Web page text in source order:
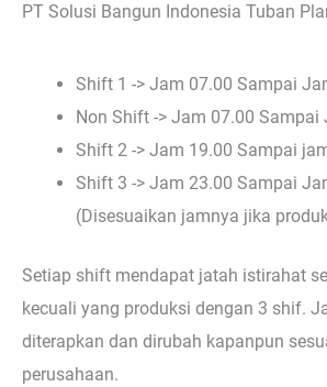
PT Solusi Bangun Indonesia Tuban
Shift 1 -> Jam 07.00 Sampai
Non Shift -> Jam 07.00 Sampai
Shift 2 -> Jam 19.00 Sampai
Shift 3 -> Jam 23.00 Sampai
(Disesuaikan jamnya jika
Setiap shift mendapat jatah istirahat
kecuali yang produksi dengan 3 shif.
diterapkan dan dirubah kapanpun
perusahaan.